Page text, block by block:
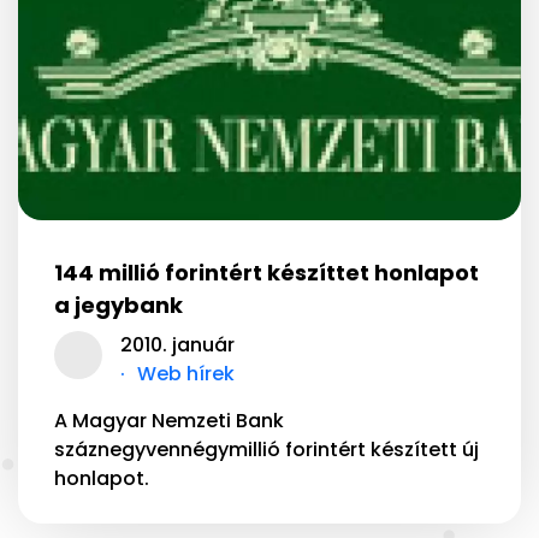
144 millió forintért készíttet honlapot
a jegybank
2010. január
Web hírek
A Magyar Nemzeti Bank
száznegyvennégymillió forintért készített új
honlapot.